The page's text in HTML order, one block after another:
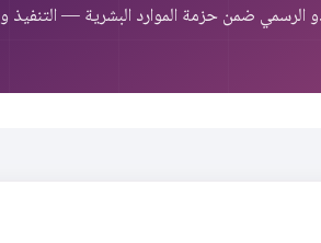
الرسمي ضمن حزمة الموارد البشرية —